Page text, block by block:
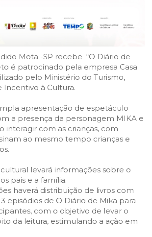
Mota -SP recebe “O Diário de
é patrocinado pela empresa Casa
pelo Ministério do Turismo,
Incentivo à Cultura.
apresentação de espetáculo
a presença da personagem MIKA e
interagir com as crianças, com
ao mesmo tempo crianças e
levará informações sobre o
pais e a família.
haverá distribuição de livros com
episódios de O Diário de Mika para
com o objetivo de levar o
da leitura, estimulando a ação em